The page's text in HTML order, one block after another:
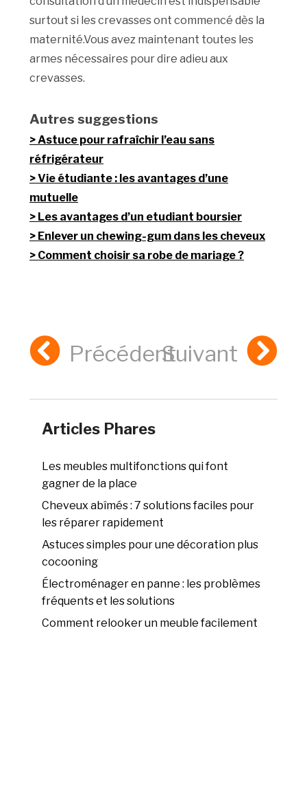
surtout si les crevasses ont commencé dès la
maternité.Vous avez maintenant toutes les
armes nécessaires pour dire adieu aux
crevasses.
Autres suggestions
Astuce pour rafraîchir l’eau sans
réfrigérateur
Vie étudiante : les avantages d’une
mutuelle
Les avantages d’un etudiant boursier
Enlever un chewing-gum dans les cheveux
Comment choisir sa robe de mariage ?
PrécédentSuivant
Articles Phares
Les meubles multifonctions qui font
gagner de la place
Cheveux abîmés : 7 solutions faciles pour
les réparer rapidement
Astuces simples pour une décoration plus
cocooning
Électroménager en panne : les problèmes
fréquents et les solutions
Comment relooker un meuble facilement